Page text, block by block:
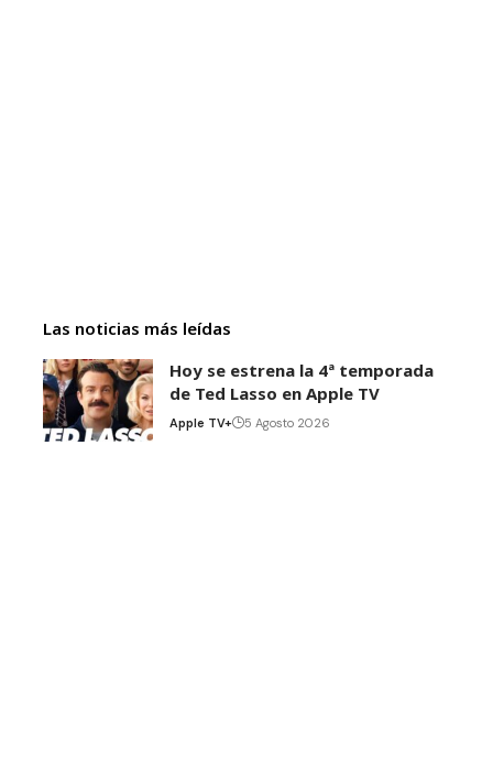
Las noticias más leídas
Hoy se estrena la 4ª temporada
de Ted Lasso en Apple TV
Apple TV+ 5 Agosto 2026